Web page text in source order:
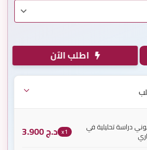
اطلب الآن
دراسة تحليلية في x1 د.ج